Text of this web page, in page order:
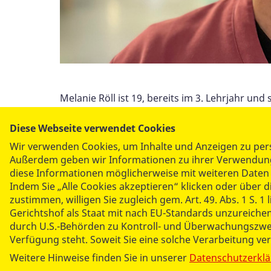
Melanie Röll ist 19, bereits im 3. Lehrjahr
die Fußstapfen ihrer Mutter tritt. "Wir haben
zu helfen", so Melanie Röll. Nicht nur das
Am liebsten kommuniziert sie mit den
Auch Leon Kraksi hat sich bewusst für den
Menschen helfen will, ihre Lebensfreude zu
ersten Azubis, die die (noch neue)
entscheiden, ob er in die Alten- oder in die
Tag, hier beim ASB, bin ich fester
Diese Webseite verwendet Cookies
Wir verwenden Cookies, um Inhalte und Anzeigen zu
Außerdem geben wir Informationen zu ihrer
diese Informationen möglicherweise mit weiteren
Indem Sie „Alle Cookies akzeptieren“ klicken oder
zustimmen, willigen Sie zugleich gem. Art. 49. Abs. 1 S.
Gerichtshof als Staat mit nach EU-Standards
durch U.S.-Behörden zu Kontroll- und
Verfügung steht. Soweit Sie eine solche Verarbeitung
Weitere Hinweise finden Sie in unserer